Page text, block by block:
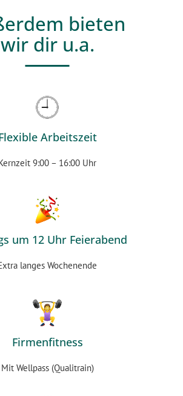
bieten
wir dir u.a.
Arbeitszeit
9:00 – 16:00 Uhr
um 12 Uhr Feierabend
langes Wochenende
Firmenfitness
Mit Wellpass (Qualitrain)